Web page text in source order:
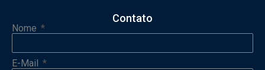
Contato
Nome
E-Mail